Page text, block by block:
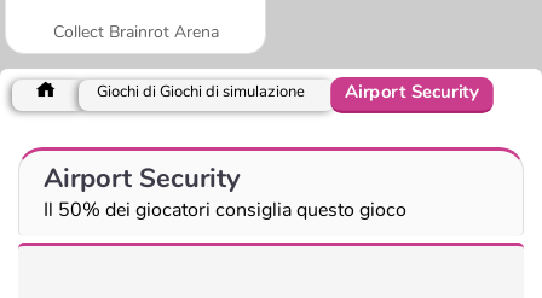
Collect Brainrot Arena
Giochi di Giochi di simulazione Airport Security
Airport Security
Il 50% dei giocatori consiglia questo gioco